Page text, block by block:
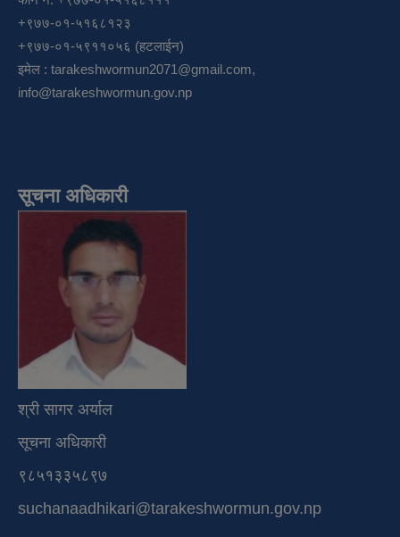
+९७७-०१-५१६८१२३
+९७७-०१-५९११०५६ (हटलाईन)
इमेल : tarakeshwormun2071@gmail.com,
info@tarakeshwormun.gov.np
सूचना अधिकारी
श्री सागर अर्याल
सूचना अधिकारी
९८५१३३५८९७
suchanaadhikari@tarakeshwormun.gov.np